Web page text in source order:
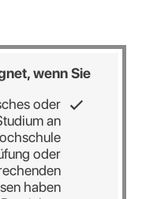
wenn Sie
oder
an
oder
haben